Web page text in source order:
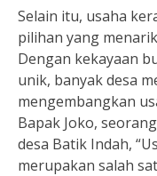
Selain itu, usaha
pilihan yang
Dengan kekayaan
unik, banyak desa
mengembangkan
Bapak Joko,
desa Batik Indah,
merupakan salah